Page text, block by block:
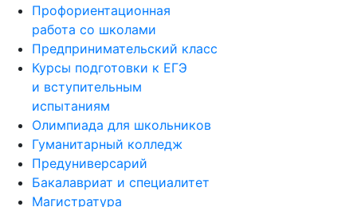
Профориентационная
работа со школами
Предпринимательский класс
Курсы подготовки к ЕГЭ
и вступительным
испытаниям
Олимпиада для школьников
Гуманитарный колледж
Предуниверсарий
Бакалавриат и специалитет
Магистратура